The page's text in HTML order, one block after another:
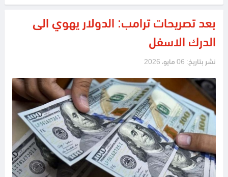
بعد تصريحات ترامب: الدولار يهوي الى
الدرك الاسفل
نشر بتاريخ: 06 مايو، 2026